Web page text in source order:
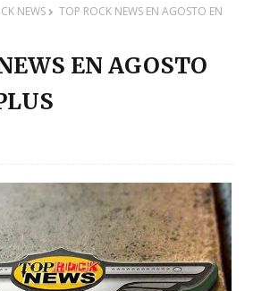
NEWS
TOP ROCK NEWS EN AGOSTO EN
EN AGOSTO